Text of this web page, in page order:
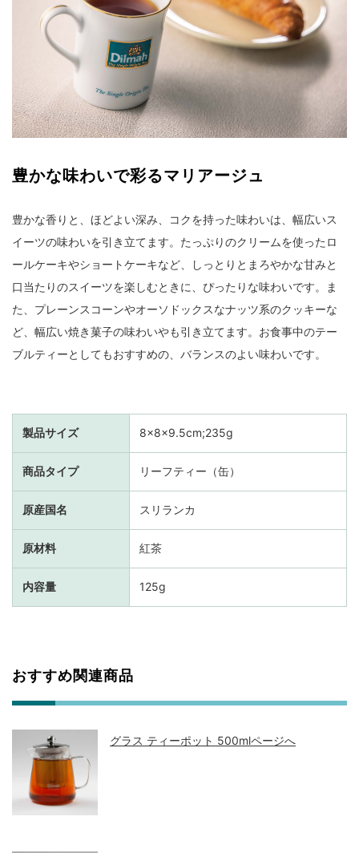
豊かな味わいで彩るマリアージュ
豊かな香りと、ほどよい深み、コクを持った味わいは、幅広いス
イーツの味わいを引き立てます。たっぷりのクリームを使ったロ
ールケーキやショートケーキなど、しっとりとまろやかな甘みと
口当たりのスイーツを楽しむときに、ぴったりな味わいです。ま
た、プレーンスコーンやオーソドックスなナッツ系のクッキーな
ど、幅広い焼き菓子の味わいやも引き立てます。お食事中のテー
ブルティーとしてもおすすめの、バランスのよい味わいです。
製品サイズ 8×8×9.5cm;235g
商品タイプ リーフティー（缶）
原産国名 スリランカ
原材料 紅茶
内容量 125g
おすすめ関連商品
グラス ティーポット 500mlページへ